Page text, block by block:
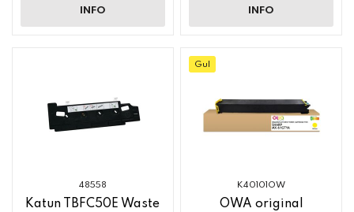
INFO INFO
48558
Katun TBFC50E Waste
Gul
K40101OW
OWA original